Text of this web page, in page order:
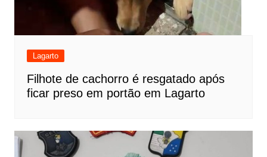
Lagarto
Filhote de cachorro é resgatado após
ficar preso em portão em Lagarto